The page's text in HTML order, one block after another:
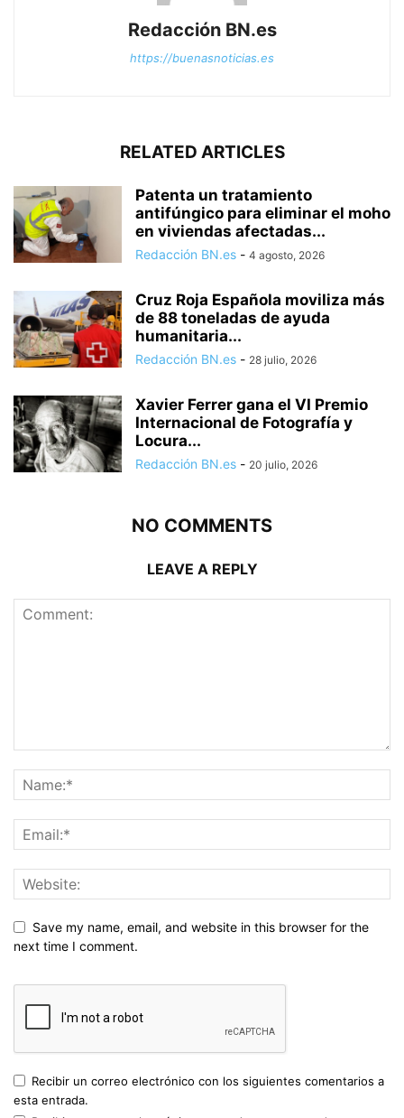
Redacción BN.es
https://buenasnoticias.es
RELATED ARTICLES
Patenta un tratamiento
antifúngico para eliminar el moho
en viviendas afectadas...
Redacción BN.es - 4 agosto, 2026
Cruz Roja Española moviliza más
de 88 toneladas de ayuda
humanitaria...
Redacción BN.es - 28 julio, 2026
Xavier Ferrer gana el VI Premio
Internacional de Fotografía y
Locura...
Redacción BN.es - 20 julio, 2026
NO COMMENTS
LEAVE A REPLY
Save my name, email, and website in this browser for the
next time I comment.
Recibir un correo electrónico con los siguientes comentarios a
esta entrada.